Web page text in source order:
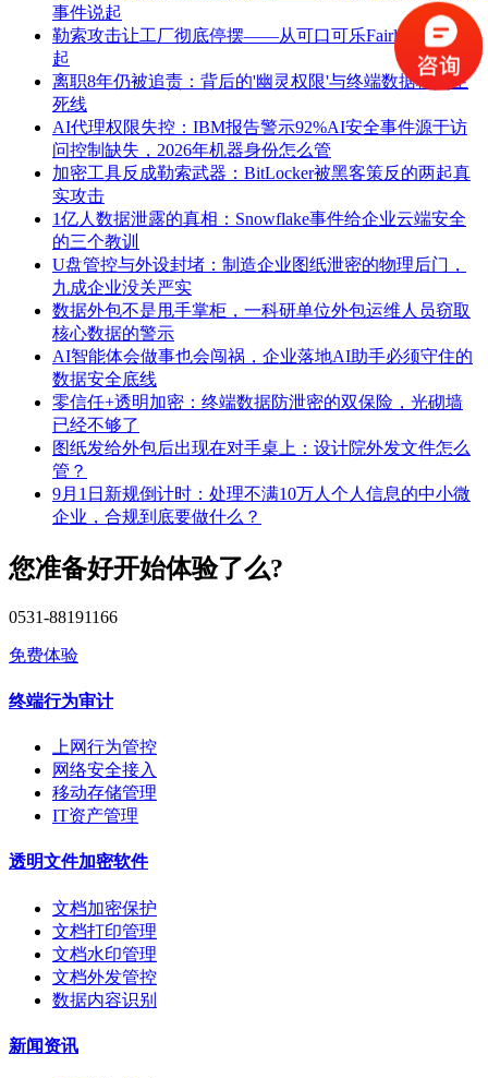
事件说起
勒索攻击让工厂彻底停摆——从可口可乐Fairlife停产说
起
离职8年仍被追责：背后的'幽灵权限'与终端数据移交生
死线
AI代理权限失控：IBM报告警示92%AI安全事件源于访
问控制缺失，2026年机器身份怎么管
加密工具反成勒索武器：BitLocker被黑客策反的两起真
实攻击
1亿人数据泄露的真相：Snowflake事件给企业云端安全
的三个教训
U盘管控与外设封堵：制造企业图纸泄密的物理后门，
九成企业没关严实
数据外包不是甩手掌柜，一科研单位外包运维人员窃取
核心数据的警示
AI智能体会做事也会闯祸，企业落地AI助手必须守住的
数据安全底线
零信任+透明加密：终端数据防泄密的双保险，光砌墙
已经不够了
图纸发给外包后出现在对手桌上：设计院外发文件怎么
管？
9月1日新规倒计时：处理不满10万人个人信息的中小微
企业，合规到底要做什么？
您准备好开始体验了么?
0531-88191166
免费体验
终端行为审计
上网行为管控
网络安全接入
移动存储管理
IT资产管理
透明文件加密软件
文档加密保护
文档打印管理
文档水印管理
文档外发管控
数据内容识别
新闻资讯